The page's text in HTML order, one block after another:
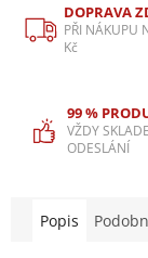
DOPRAVA
PŘI NÁKUPU
Kč
99 %
VŽDY
ODESLÁNÍ
Popis